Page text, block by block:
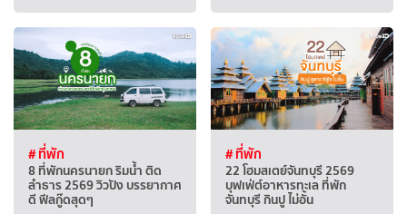
# ที่พัก
8 ที่พักนครนายก ริมน้ำ ติด
ลำธาร 2569 วิวปัง บรรยากาศ
ดี ฟีลกู๊ดสุดๆ
# ที่พัก
22 โฮมสเตย์จันทบุรี 2569
บุฟเฟ่ต์อาหารทะเล ที่พัก
จันทบุรี กินปู ไม่อั้น